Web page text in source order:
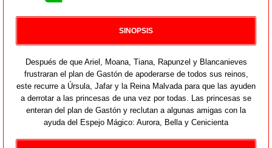
SINOPSIS
Después de que Ariel, Moana, Tiana, Rapunzel y Blancanieves
frustraran el plan de Gastón de apoderarse de todos sus reinos,
este recurre a Úrsula, Jafar y la Reina Malvada para que las ayuden
a derrotar a las princesas de una vez por todas. Las princesas se
enteran del plan de Gastón y reclutan a algunas amigas con la
ayuda del Espejo Mágico: Aurora, Bella y Cenicienta